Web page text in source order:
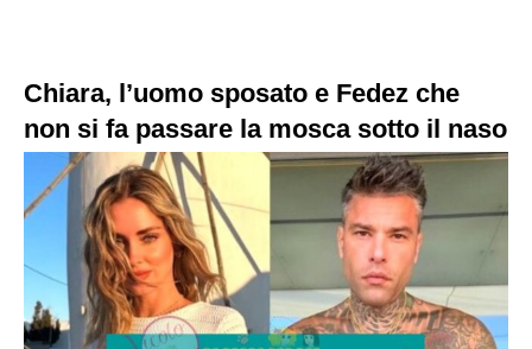
Chiara, l’uomo sposato e Fedez che
non si fa passare la mosca sotto il naso